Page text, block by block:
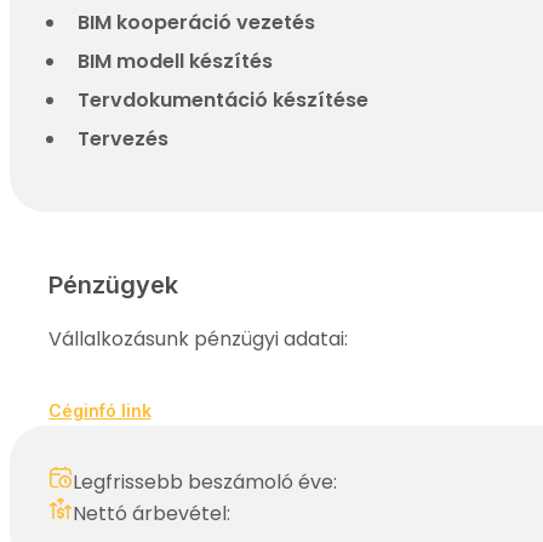
BIM kooperáció vezetés
BIM modell készítés
Tervdokumentáció készítése
Tervezés
Pénzügyek
Vállalkozásunk pénzügyi adatai:
Céginfó link
Legfrissebb beszámoló éve:
Nettó árbevétel: